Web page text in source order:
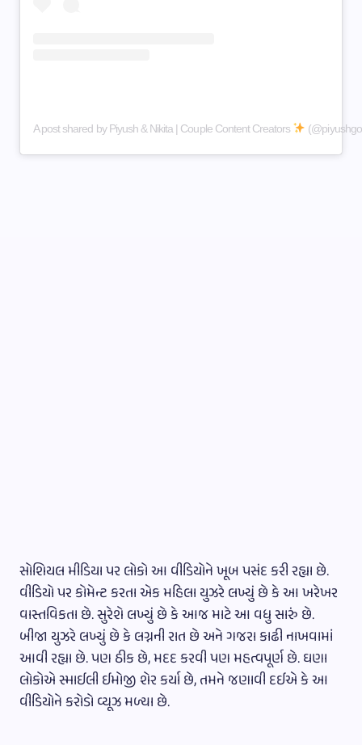
A post shared by Piyush & Nikita | Couple Content Creators
સોશિયલ મીડિયા પર લોકો આ વીડિયોને ખૂબ પસંદ કરી રહ્યા છે.
વીડિયો પર કોમેન્ટ કરતા એક મહિલા યુઝરે લખ્યું છે કે આ ખરેખર
વાસ્તવિકતા છે. સુરેશે લખ્યું છે કે આજ માટે આ વધુ સારું છે.
બીજા યુઝરે લખ્યું છે કે લગ્નની રાત છે અને ગજરા કાઢી નાખવામાં
આવી રહ્યા છે. પણ ઠીક છે, મદદ કરવી પણ મહત્વપૂર્ણ છે. ઘણા
લોકોએ સ્માઈલી ઈમોજી શેર કર્યા છે, તમને જણાવી દઈએ કે આ
વીડિયોને કરોડો વ્યૂઝ મળ્યા છે.